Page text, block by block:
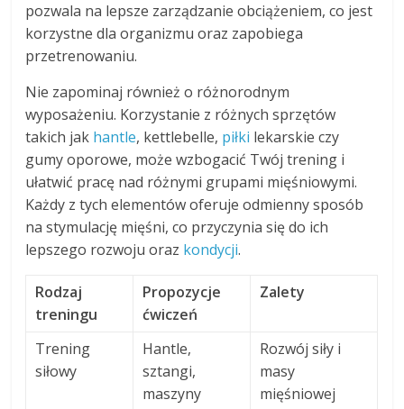
pozwala na lepsze zarządzanie obciążeniem, co jest
korzystne dla organizmu oraz zapobiega
przetrenowaniu.
Nie zapominaj również o różnorodnym
wyposażeniu. Korzystanie z różnych sprzętów
takich jak hantle, kettlebelle, piłki lekarskie czy
gumy oporowe, może wzbogacić Twój trening i
ułatwić pracę nad różnymi grupami mięśniowymi.
Każdy z tych elementów oferuje odmienny sposób
na stymulację mięśni, co przyczynia się do ich
lepszego rozwoju oraz kondycji.
Rodzaj
treningu
Propozycje
ćwiczeń
Zalety
Trening
siłowy
Hantle,
sztangi,
maszyny
Rozwój siły i
masy
mięśniowej